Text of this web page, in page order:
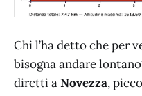
Chi l’ha detto che per
bisogna andare
diretti aNovezza,